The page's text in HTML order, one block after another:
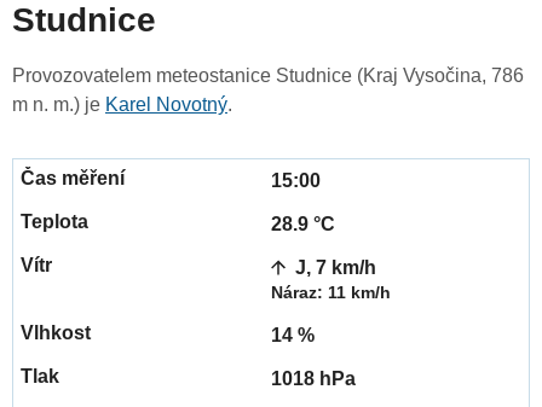
Studnice
Provozovatelem meteostanice Studnice (Kraj Vysočina, 786
m n. m.) je Karel Novotný.
15:00
28.9 °C
J, 7 km/h
Náraz: 11 km/h
14 %
1018 hPa